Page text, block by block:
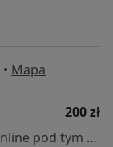
• Mapa
200 zł
Specjalista nie oferuje umawiania online pod tym adresem.